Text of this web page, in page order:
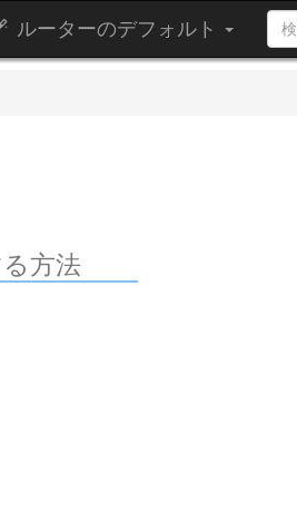
ルーターのデフォルト
方法